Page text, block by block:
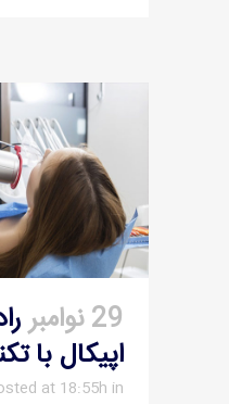
29 نوامبر
اپیکال با
at 18:55h in